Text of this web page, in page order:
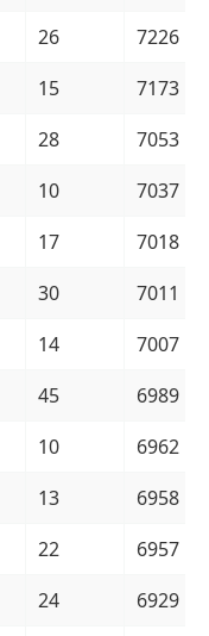
26
7226
15
7173
28
7053
10
7037
17
7018
30
7011
14
7007
45
6989
10
6962
13
6958
22
6957
24
6929